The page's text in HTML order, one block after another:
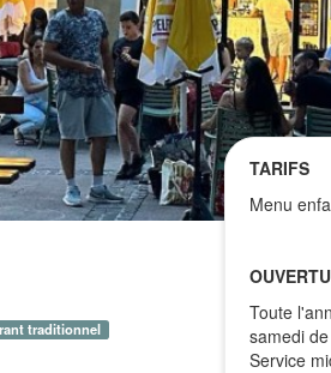
traditionnel
TARIFS
Menu
Toute
samedi
Service